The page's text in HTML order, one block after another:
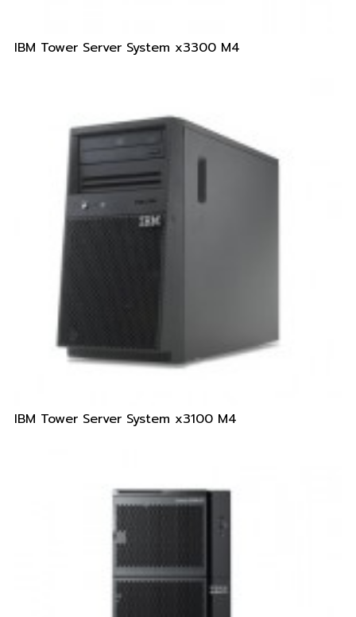
IBM Tower Server System x3300 M4
IBM Tower Server System x3100 M4